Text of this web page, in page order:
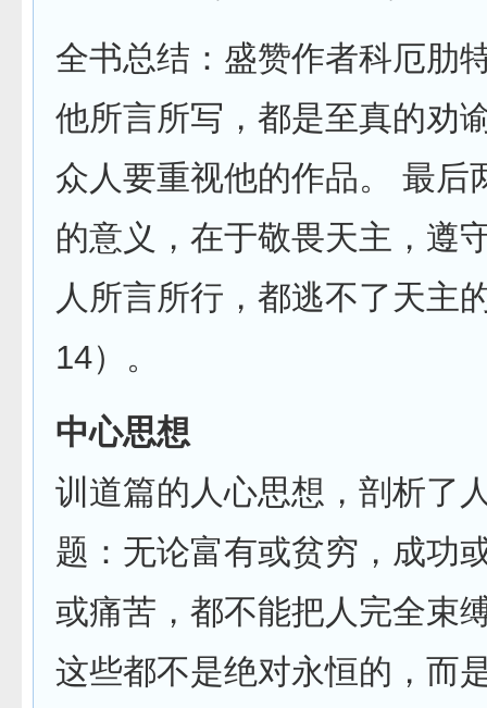
全书总结：盛赞作者科厄肋
他所言所写，都是至真的劝
众人要重视他的作品。 最后
的意义，在于敬畏天主，遵
人所言所行，都逃不了天主
14）。
中心思想
训道篇的人心思想，剖析了
题：无论富有或贫穷，成功
或痛苦，都不能把人完全束
这些都不是绝对永恒的，而